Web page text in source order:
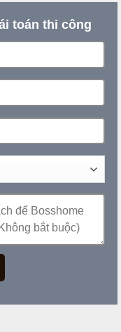
toán thi công